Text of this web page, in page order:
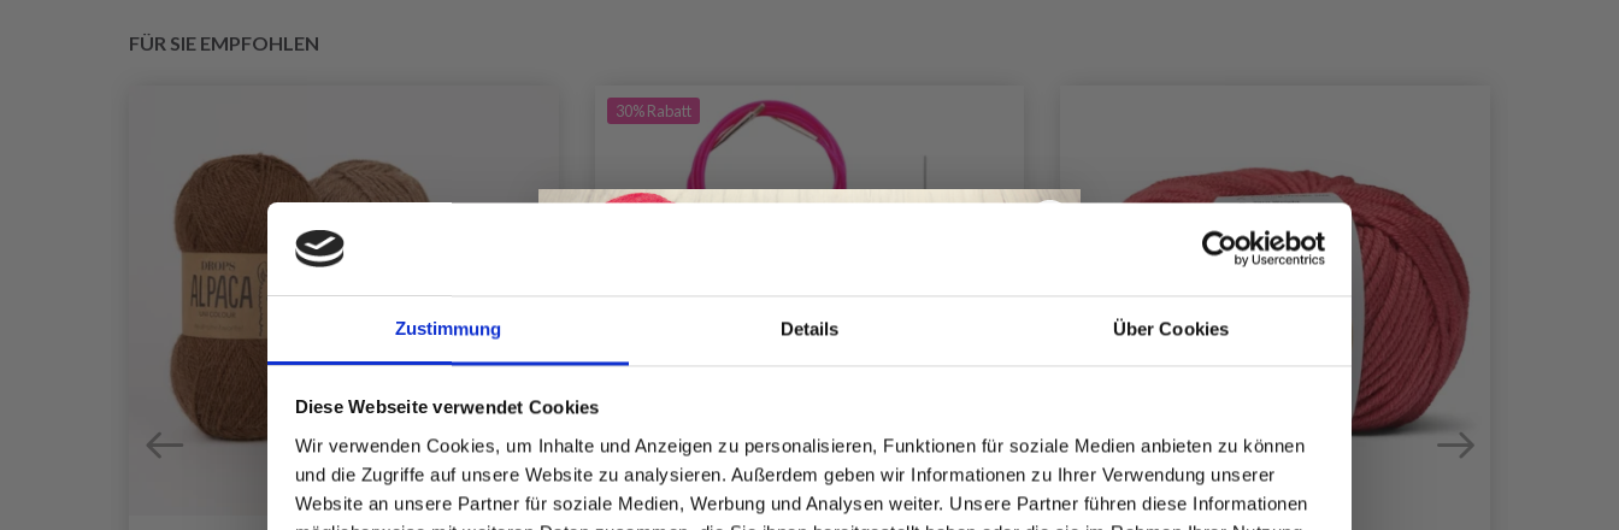
Zustimmung Details Über Cookies
Diese Webseite verwendet Cookies
Wir verwenden Cookies, um Inhalte und Anzeigen zu personalisieren, Funktionen für soziale Medien anbieten zu können
und die Zugriffe auf unsere Website zu analysieren. Außerdem geben wir Informationen zu Ihrer Verwendung unserer
Website an unsere Partner für soziale Medien, Werbung und Analysen weiter. Unsere Partner führen diese Informationen
FÜR SIE EMPFOHLEN
30%Rabatt
Werde ein Teil unserer Garn-Community
und erhalte exklusiven Zugang zu